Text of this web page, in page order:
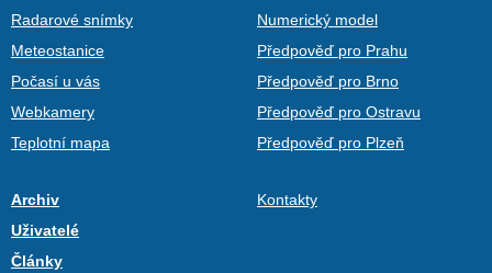
Radarové snímky
Meteostanice
Počasí u vás
Webkamery
Teplotní mapa
Numerický model
Předpověď pro Prahu
Předpověď pro Brno
Předpověď pro Ostravu
Předpověď pro Plzeň
Archiv
Uživatelé
Články
Kontakty